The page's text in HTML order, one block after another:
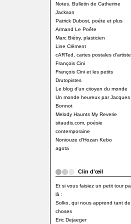
Notes. Bulletin de Catherine
Jackson
Patrick Dubost, poète et plus
Armand Le Poête
Marc Biétry, plasticien
Line Clément
cARTed, cartes postales
François Cini
François Cini et les petits
Drutopistes
Le blog d'un citoyen du monde
Un monde heureux par Jacques
Bonnot
Melody Haunts My Reverie
sitaudis.com, poésie
contemporaine
Noniouze d'Hozan Kebo
agota
Clin d'œil
Et si vous faisiez un petit tour
là :
Solko, qui nous apprend tant de
choses
Eric Dejaeger